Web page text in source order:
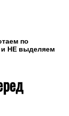
по
НЕ выделяем